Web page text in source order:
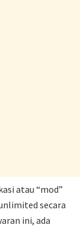
atau “mod”
secara
ini, ada